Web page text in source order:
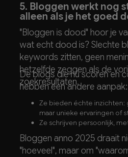
5. Bloggen werkt nog
alleen als je het goed
"Bloggen is dood" hoor je
wat echt dood is? Slechte
keywords zitten, geen
hetzelfde zeggen als de
zoekresultaten.
De blogs die nú scoren en
hebben een andere aanpak:
Ze bieden échte inzichten:
maar unieke ervaringen of
Ze schrijven persoonlijk,
of het nu informeel of
Ze zijn visueel aantrekkelijk:
afbeeldingen of quotes
Bloggen anno 2025 draait
"hoeveel", maar om